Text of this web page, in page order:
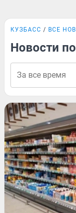
КУЗБАСС ВСЕ
Новости